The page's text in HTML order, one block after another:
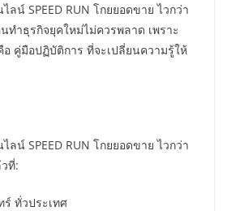
ลน์ SPEED RUN โกยยอดขาย ไวกว่า
ทำธุรกิจยุคใหม่ไม่ควรพลาด เพราะ
อ คู่มือปฏิบัติการ ที่จะเปลี่ยนความรู้ให้
ลน์ SPEED RUN โกยยอดขาย ไวกว่า
ที่:
ทั่วประเทศ